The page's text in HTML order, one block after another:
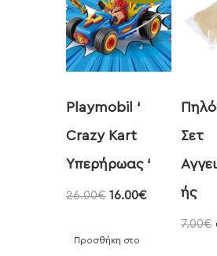
Playmobil ‘
Crazy Kart
Υπερήρωας ‘
26.00€ 16.00€
Προσθήκη στο
Σετ
ής
7.00€